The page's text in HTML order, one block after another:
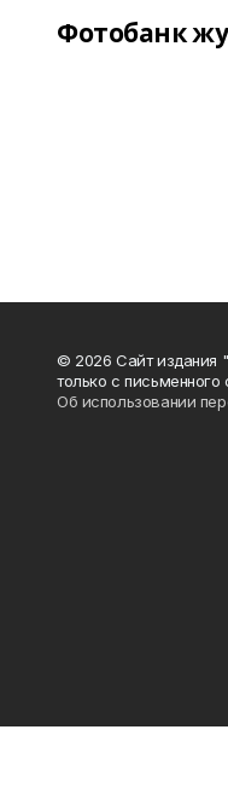
Фотобанк
© 2026 Сайт издания
только с
Об использовании